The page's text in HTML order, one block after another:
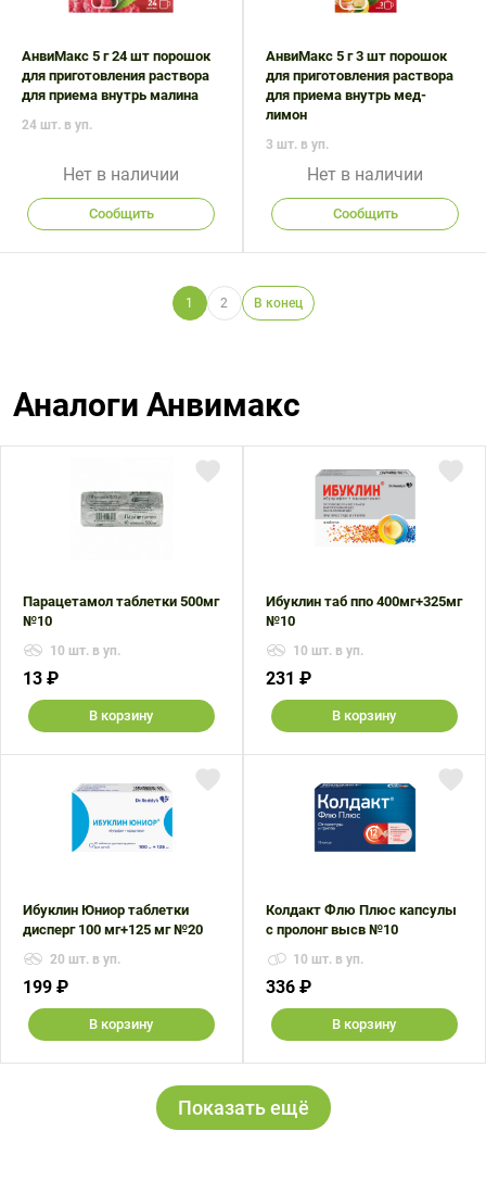
АнвиМакс 5 г 24 шт порошок
для приготовления раствора
для приема внутрь малина
24 шт. в уп.
Нет в наличии
Сообщить
АнвиМакс 5 г 3 шт порошок
для приготовления раствора
для приема внутрь мед-
лимон
3 шт. в уп.
Нет в наличии
Сообщить
1 2 В конец
Аналоги Анвимакс
Парацетамол таблетки 500мг
№10
10 шт. в уп.
13 ₽
В корзину
Ибуклин таб ппо 400мг+325мг
№10
10 шт. в уп.
231 ₽
В корзину
Ибуклин Юниор таблетки
дисперг 100 мг+125 мг №20
20 шт. в уп.
199 ₽
В корзину
Колдакт Флю Плюс капсулы
с пролонг высв №10
10 шт. в уп.
336 ₽
В корзину
Показать ещё